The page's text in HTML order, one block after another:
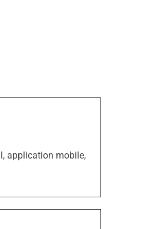
application mobile,